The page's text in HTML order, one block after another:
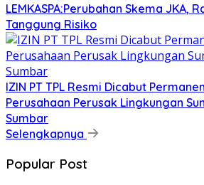
LEMKASPA:Perubahan Skema JKA,
Tanggung Risiko
IZIN PT TPL Resmi Dicabut
Perusahaan Perusak Lingkungan
Sumbar
Selengkapnya
Popular Post